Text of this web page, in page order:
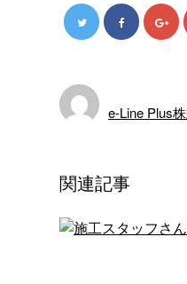
e-Line Plus
関連記事